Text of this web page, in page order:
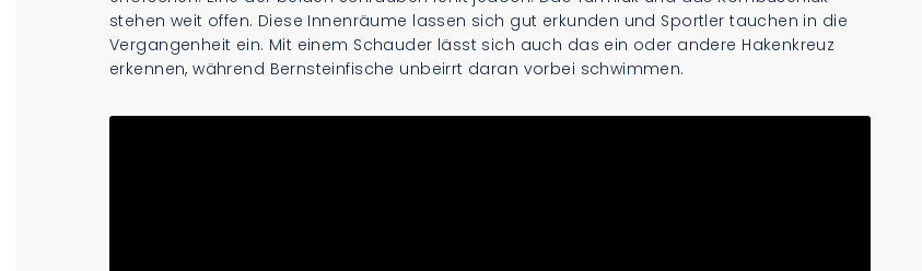
stehen weit offen. Diese Innenräume lassen sich gut erkunden und Sportler tauchen in die
Vergangenheit ein. Mit einem Schauder lässt sich auch das ein oder andere Hakenkreuz
erkennen, während Bernsteinfische unbeirrt daran vorbei schwimmen.